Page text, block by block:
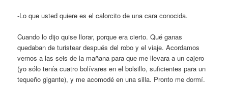
-Lo que usted quiere es el calorcito de una cara conocida.
Cuando lo dijo quise llorar, porque era cierto. Qué ganas
quedaban de turistear después del robo y el viaje. Acordamos
vernos a las seis de la mañana para que me llevara a un cajero
(yo sólo tenía cuatro bolívares en el bolsillo, suficientes para un
tequeño gigante), y me acomodé en una silla. Pronto me dormí.